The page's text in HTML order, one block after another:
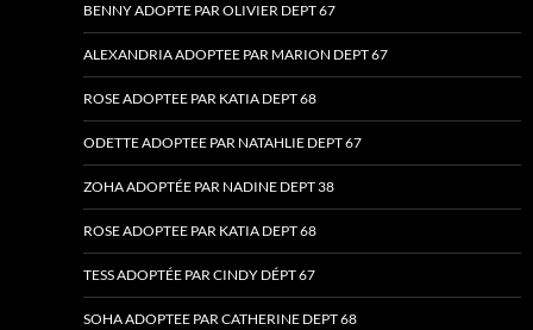
BENNY ADOPTE PAR OLIVIER DEPT 67
ALEXANDRIA ADOPTEE PAR MARION DEPT 67
ROSE ADOPTEE PAR KATIA DEPT 68
ODETTE ADOPTEE PAR NATAHLIE DEPT 67
ZOHA ADOPTÉE PAR NADINE DEPT 38
ROSE ADOPTEE PAR KATIA DEPT 68
TESS ADOPTÉE PAR CINDY DÉPT 67
SOHA ADOPTEE PAR CATHERINE DEPT 68